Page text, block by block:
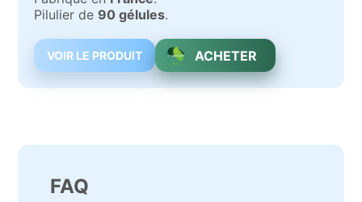
Pilulier de90 gélules.
VOIR LE PRODUIT ACHETER
FAQ